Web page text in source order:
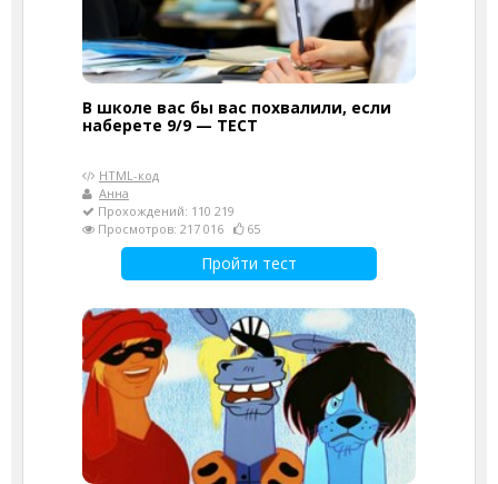
В школе вас бы вас похвалили, если
наберете 9/9 — ТЕСТ
HTML-код
Анна
Прохождений: 110 219
Просмотров: 217 016
65
Пройти тест